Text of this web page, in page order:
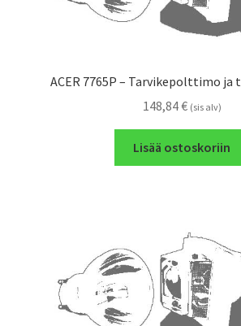
ACER 7765P – Tarvikepolttimo ja
148,84€ (sis alv)
Lisää ostoskoriin